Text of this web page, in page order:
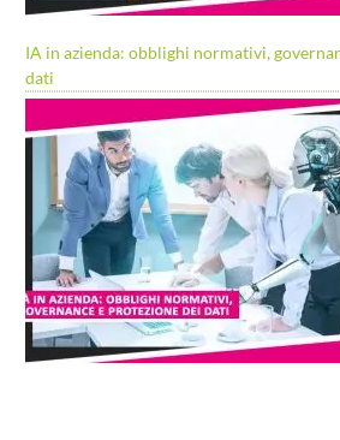
IA in azienda: obblighi normativi,
dati